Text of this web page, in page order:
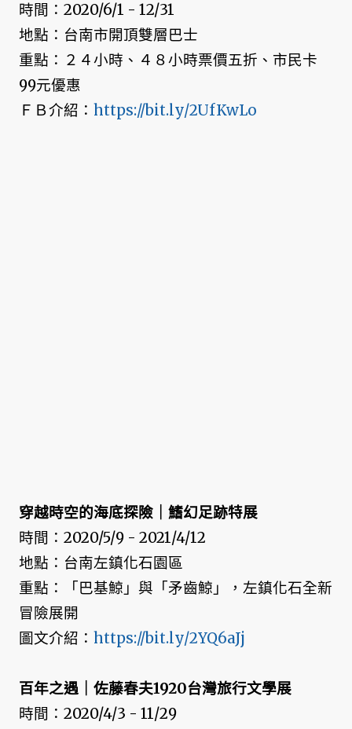
時間：2020/6/1 - 12/31
地點：台南市開頂雙層巴士
重點：２４小時、４８小時票價五折、市民卡
99元優惠
ＦＢ介紹： https://bit.ly/2UfKwLo
穿越時空的海底探險｜鰭幻足跡特展
時間：2020/5/9 - 2021/4/12
地點：台南左鎮化石園區
重點：「巴基鯨」與「矛齒鯨」，左鎮化石全新
冒險展開
圖文介紹： https://bit.ly/2YQ6aJj
百年之遇｜佐藤春夫1920台灣旅行文學展
時間：2020/4/3 - 11/29